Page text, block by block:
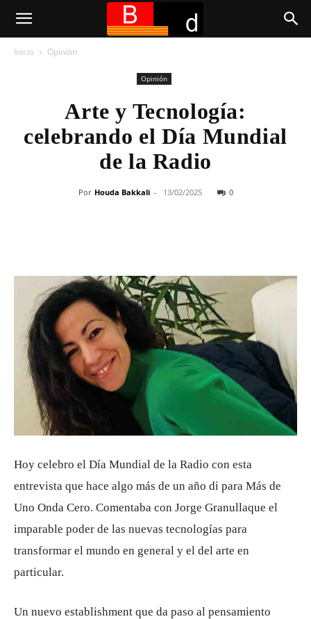
Inicio Opinión
Opinión
Arte y Tecnología:
celebrando el Día Mundial
de la Radio
Por Houda Bakkali - 13/02/2025 0
Hoy celebro el Día Mundial de la Radio con esta
entrevista que hace algo más de un año di para Más de
Uno Onda Cero. Comentaba con Jorge Granullaque el
imparable poder de las nuevas tecnologías para
transformar el mundo en general y el del arte en
particular.
Un nuevo establishment que da paso al pensamiento